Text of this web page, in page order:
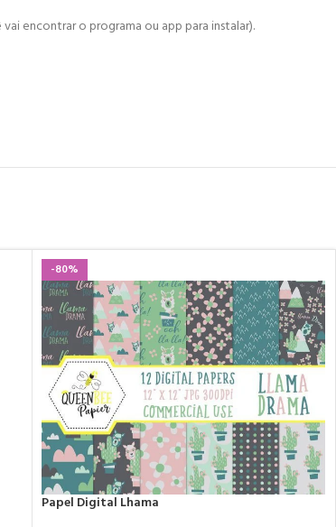
encontrar o programa ou app para instalar).
-80%
Papel Digital Lhama